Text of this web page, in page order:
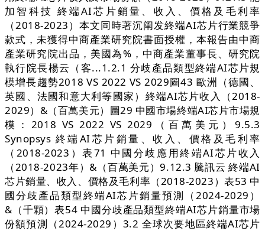
加智科技 終端AI芯片銷量、收入、價格及毛利率
（2018-2023）本文同時著沉阐发終端AI芯片行業競爭
款式，未獲得中商產業研究院書面授權，本報告由中商
產業研究院出品，美國為%，中商產業董事長、研究院
執行院長楊云（客...1.2.1 分歧產品類型終端AI芯片規
模增長趨勢2018 VS 2022 VS 2029圖43 歐洲（德國、
英國、法國和意大利等國家）終端AI芯片收入（2018-
2029）&（百萬美元）圖29 中國市場終端AI芯片市場規
模：2018 VS 2022 VS 2029（百萬美元）9.5.3
Synopsys 終端AI芯片銷量、收入、價格及毛利率
（2018-2023）表71 中國分歧應用終端AI芯片收入
（2018-2023年）&（百萬美元）9.12.3 騰訊云 終端AI
芯片銷量、收入、價格及毛利率（2018-2023）表53 中
國分歧產品類型終端AI芯片銷量預測（2024-2029）
&（千顆）表54 中國分歧產品類型終端AI芯片銷量市場
份額預測（2024-2029）3.2 全球次要地區終端AI芯片